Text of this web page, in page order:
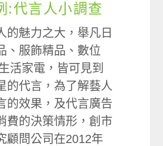
:代言人小調查
的魅力之大，舉凡日
、服飾精品、數位
活家電，皆可見到
的代言，為了解藝人
的效果，及代言廣告
費的決策情形，創市
顧問公司在2012年